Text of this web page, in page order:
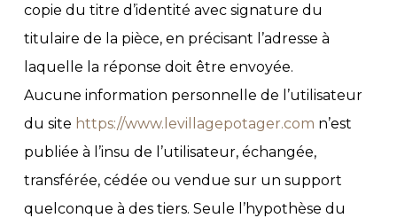
copie du titre d’identité avec signature du
titulaire de la pièce, en précisant l’adresse à
laquelle la réponse doit être envoyée.
Aucune information personnelle de l’utilisateur
du site https://www.levillagepotager.com n’est
publiée à l’insu de l’utilisateur, échangée,
transférée, cédée ou vendue sur un support
quelconque à des tiers. Seule l’hypothèse du